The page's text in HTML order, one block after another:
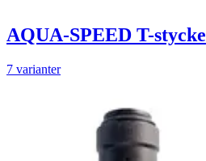
AQUA-SPEED T-stycke
7 varianter